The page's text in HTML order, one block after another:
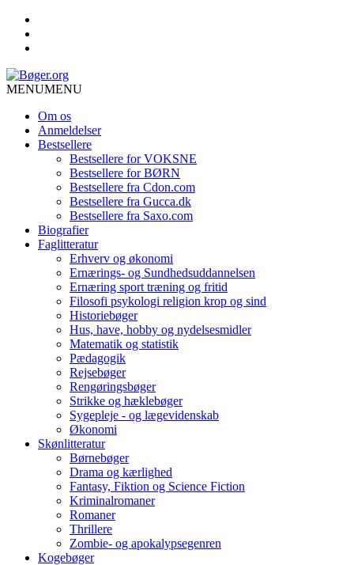
MENUMENU
Om os
Anmeldelser
Bestsellere
Bestsellere for VOKSNE
Bestsellere for BØRN
Bestsellere fra Cdon.com
Bestsellere fra Gucca.dk
Bestsellere fra Saxo.com
Biografier
Faglitteratur
Erhverv og økonomi
Ernærings- og Sundhedsuddannelsen
Ernæring sport træning og fritid
Filosofi psykologi religion krop og sind
Historiebøger
Hus, have, hobby og nydelsesmidler
Matematik og statistik
Pædagogik
Rejsebøger
Rengøringsbøger
Strikke og hæklebøger
Sygepleje - og lægevidenskab
Økonomi
Skønlitteratur
Børnebøger
Drama og kærlighed
Fantasy, Fiktion og Science Fiction
Kriminalromaner
Romaner
Thrillere
Zombie- og apokalypsegenren
Kogebøger